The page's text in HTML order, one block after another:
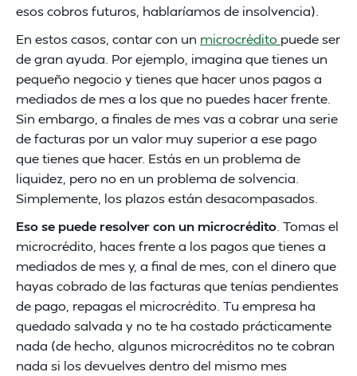
esos cobros futuros, hablaríamos de insolvencia).
En estos casos, contar con un microcrédito puede ser
de gran ayuda. Por ejemplo, imagina que tienes un
pequeño negocio y tienes que hacer unos pagos a
mediados de mes a los que no puedes hacer frente.
Sin embargo, a finales de mes vas a cobrar una serie
de facturas por un valor muy superior a ese pago
que tienes que hacer. Estás en un problema de
liquidez, pero no en un problema de solvencia.
Simplemente, los plazos están desacompasados.
Eso se puede resolver con un microcrédito . Tomas el
microcrédito, haces frente a los pagos que tienes a
mediados de mes y, a final de mes, con el dinero que
hayas cobrado de las facturas que tenías pendientes
de pago, repagas el microcrédito. Tu empresa ha
quedado salvada y no te ha costado prácticamente
nada (de hecho, algunos microcréditos no te cobran
nada si los devuelves dentro del mismo mes